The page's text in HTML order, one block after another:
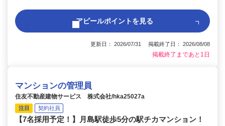
アピールポイントを見る
更新日： 2026/07/31 掲載終了日： 2026/08/08
掲載終了まであと1日
マンションの管理員
住友不動産建物サービス 株式会社/hka25027a
注目 契約社員
【7名採用予定！】月島駅徒歩5分の駅チカマンション！